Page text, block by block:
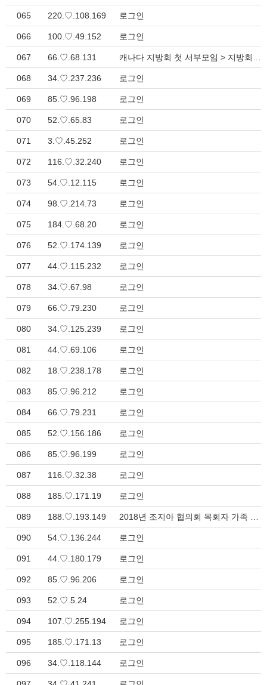
065 220.♡.108.169 로그인
066 100.♡.49.152 로그인
067 66.♡.68.131
068 34.♡.237.236 로그인
069 85.♡.96.198 로그인
070 52.♡.65.83 로그인
071 3.♡.45.252 로그인
072 116.♡.32.240 로그인
073 54.♡.12.115 로그인
074 98.♡.214.73 로그인
075 184.♡.68.20 로그인
076 52.♡.174.139 로그인
077 44.♡.115.232 로그인
078 34.♡.67.98 로그인
079 66.♡.79.230 로그인
080 34.♡.125.239 로그인
081 44.♡.69.106 로그인
082 18.♡.238.178 로그인
083 85.♡.96.212 로그인
084 66.♡.79.231 로그인
085 52.♡.156.186 로그인
086 85.♡.96.199 로그인
087 116.♡.32.38 로그인
088 185.♡.171.19 로그인
089 188.♡.193.149
090 54.♡.136.244 로그인
091 44.♡.180.179 로그인
092 85.♡.96.206 로그인
093 52.♡.5.24 로그인
094 107.♡.255.194 로그인
095 185.♡.171.13 로그인
096 34.♡.118.144 로그인